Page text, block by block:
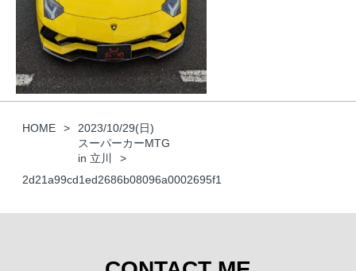
HOME
2023/10/29(日)
スーパーカーMTG
in 立川
2d21a99cd1ed2686b08096a0002695f1